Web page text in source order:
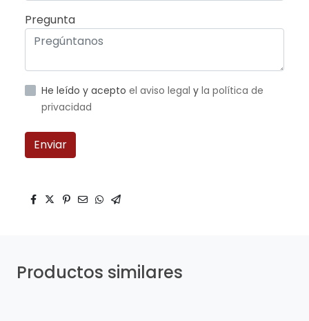
Pregunta
He leído y acepto el aviso legal y la política de
privacidad
Enviar
Productos similares